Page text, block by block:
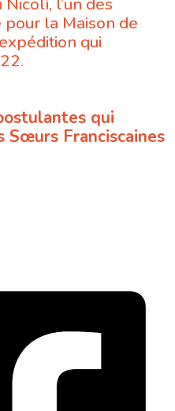
la Maison de
qui
qui
Franciscaines